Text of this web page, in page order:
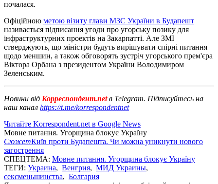
почалася.
Офіційною метою візиту глави МЗС України в Будапешт
називається підписання угоди про угорську позику для
інфраструктурних проектів на Закарпатті. Але ЗМІ
стверджують, що міністри будуть вирішувати спірні питання
щодо меншин, а також обговорять зустріч угорського прем'єра
Віктора Орбана з президентом України Володимиром
Зеленським.
Новини від Корреспондент.netв Telegram. Підписуйтесь на
наш канал https://t.me/korrespondentnet
Читайте Korrespondent.net в Google News
Мовне питання. Угорщина блокує Україну
СюжетКиїв проти Будапешта. Чи можна уникнути нового
загострення
СПЕЦТЕМА: Мовне питання. Угорщина блокує Україну
ТЕГИ: Украина, Венгрия, МИД Украины,
сексменьшинства, Болгария